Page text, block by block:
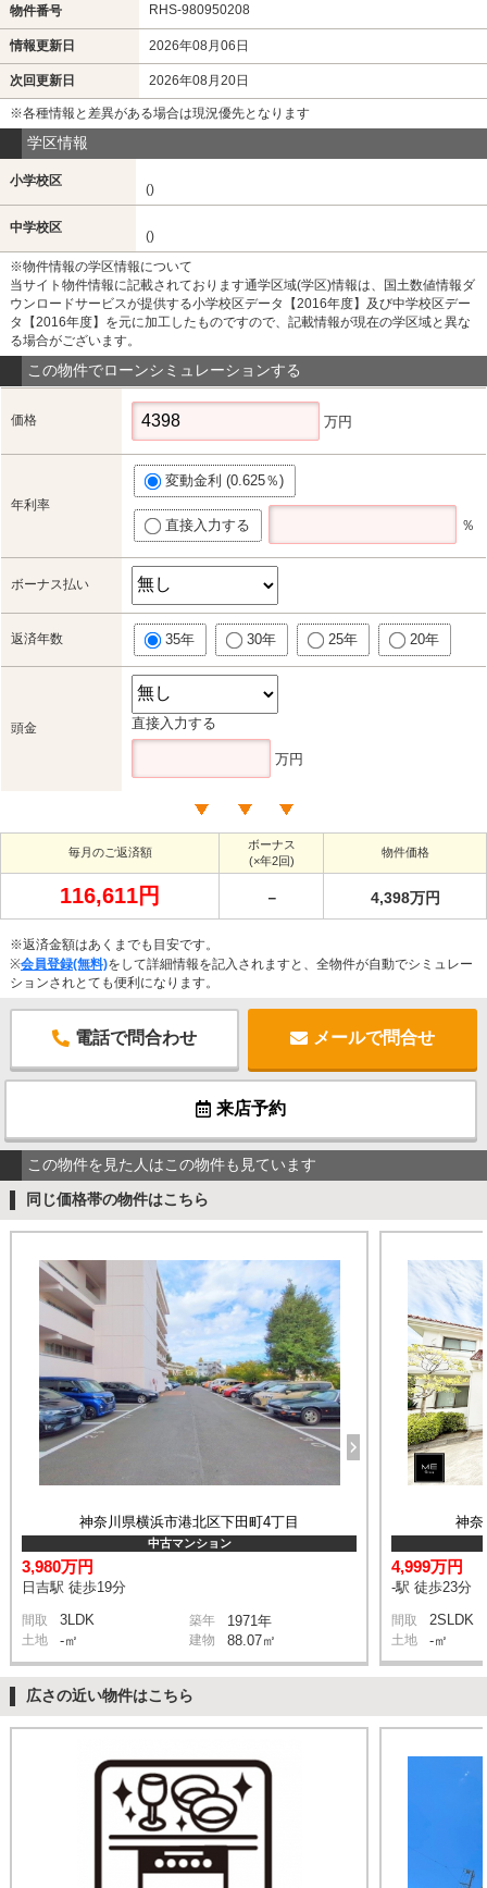
物件番号 RHS-980950208
情報更新日 2026年08月06日
次回更新日 2026年08月20日
※各種情報と差異がある場合は現況優先となります
学区情報
小学校区
()
中学校区
()
※物件情報の学区情報について
当サイト物件情報に記載されております通学区域(学区)情報は、国土数値情報ダ
ウンロードサービスが提供する小学校区データ【2016年度】及び中学校区デー
タ【2016年度】を元に加工したものですので、記載情報が現在の学区域と異な
る場合がございます。
この物件でローンシミュレーションする
価格 万円
年利率
変動金利 (0.625％)
直接入力する ％
ボーナス払い
返済年数 35年 30年 25年 20年
頭金 直接入力する
万円
毎月のご返済額
ボーナス
(×年2回)
物件価格
116,611円 － 4,398万円
※返済金額はあくまでも目安です。
※会員登録(無料)をして詳細情報を記入されますと、全物件が自動でシミュレー
ションされとても便利になります。
電話で問合わせ メールで問合せ
来店予約
この物件を見た人はこの物件も見ています
同じ価格帯の物件はこちら
神奈川県横浜市港北区下田町4丁目
中古マンション
3,980万円
日吉駅 徒歩19分
間取 3LDK 築年 1971年
土地 -㎡ 建物 88.07㎡
神奈
4,999万円
-駅 徒歩23分
間取 2SLDK
土地 -㎡
広さの近い物件はこちら